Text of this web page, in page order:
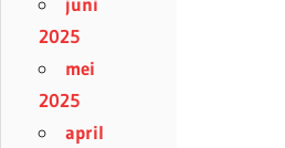
2025
mei
2025
april